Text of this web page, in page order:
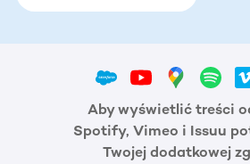
Aby wyświetlić treści
Spotify, Vimeo i Issuu
Twojej dodatkowej